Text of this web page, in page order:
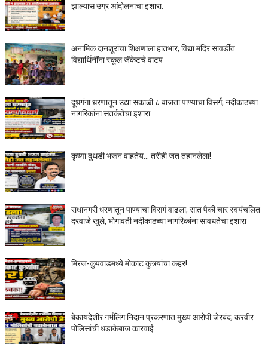
झाल्यास उग्र आंदोलनाचा इशारा.
अनामिक दानशूरांचा शिक्षणाला हातभार; विद्या मंदिर सावर्डीत
विद्यार्थिनींना स्कूल जॅकेटचे वाटप
दूधगंगा धरणातून उद्या सकाळी ८ वाजता पाण्याचा विसर्ग; नदीकाठच्या
नागरिकांना सतर्कतेचा इशारा.
कृष्णा दुथडी भरून वाहतेय... तरीही जत तहानलेला!
राधानगरी धरणातून पाण्याचा विसर्ग वाढला; सात पैकी चार स्वयंचलित
दरवाजे खुले, भोगावती नदीकाठच्या नागरिकांना सावधतेचा इशारा
मिरज-कुपवाडमध्ये मोकाट कुत्र्यांचा कहर!
बेकायदेशीर गर्भलिंग निदान प्रकरणात मुख्य आरोपी जेरबंद; करवीर
पोलिसांची धडाकेबाज कारवाई